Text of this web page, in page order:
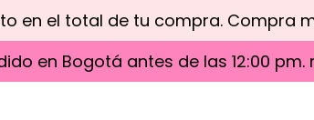
en el total de tu compra. Compra
en Bogotá antes de las 12:00 pm.